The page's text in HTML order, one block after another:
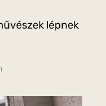
lépnek